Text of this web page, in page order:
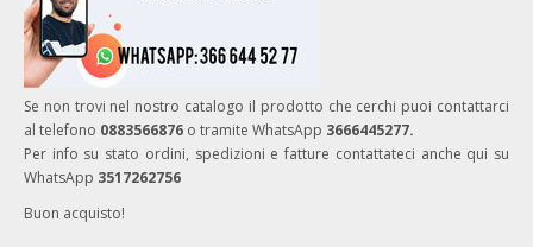
Se non trovi nel nostro catalogo il prodotto che cerchi puoi contattarci
al telefono 0883566876 o tramite WhatsApp 3666445277.
Per info su stato ordini, spedizioni e fatture contattateci anche qui su
WhatsApp 3517262756
Buon acquisto!